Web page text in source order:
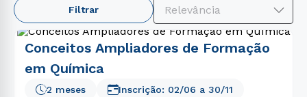
Filtrar Relevância
Conceitos Ampliadores de Formação
em Química
2 meses Inscrição: 02/06 a 30/11
educação física
2º
enfermagem
4º
fisioterapia